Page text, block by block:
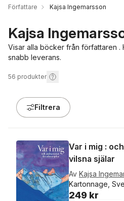
Författare Kajsa Ingemarsson
Kajsa
Visar alla böcker från författaren .
snabb leverans.
56 produkter
Filtrera
Var i mig :
vilsna själar
Av Kajsa
Kartonnage,
249 kr